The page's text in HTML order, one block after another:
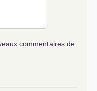
commentaires de